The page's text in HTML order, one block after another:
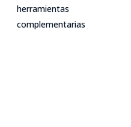
herramientas
complementarias